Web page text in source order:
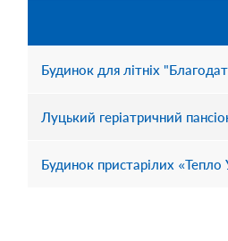
Будинок для літніх
Луцький геріатричний
Будинок пристарілих